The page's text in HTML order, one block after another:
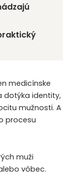
medicínske
dotýka identity,
mužnosti. A
procesu
muži
vôbec.